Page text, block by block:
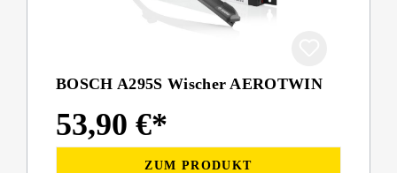
BOSCH A295S Wischer AEROTWIN
53,90 €*
ZUM PRODUKT